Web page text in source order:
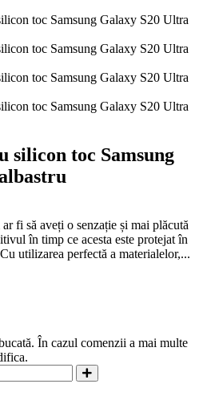
toc Samsung
fi să aveți o senzație și mai plăcută
în timp ce acesta este protejat în
utilizarea perfectă a materialelor,...
În cazul comenzii a mai multe